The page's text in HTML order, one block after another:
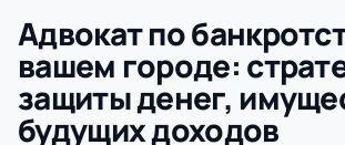
Адвокат по
вашем городе:
защиты денег,
будущих доходов